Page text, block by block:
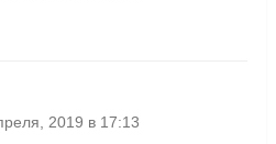
2019 в 17:13